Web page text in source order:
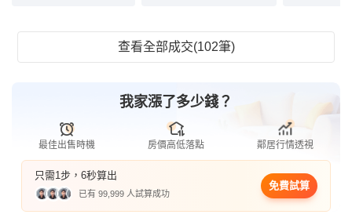
查看全部成交(102筆)
我家漲了多少錢？
最佳出售時機 房價高低落點 鄰居行情透視
只需1步，6秒算出
已有 99,999 人試算成功
免費試算